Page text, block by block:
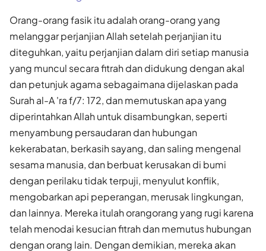
Orang-orang fasik itu adalah orang-orang yang
melanggar perjanjian Allah setelah perjanjian itu
diteguhkan, yaitu perjanjian dalam diri setiap manusia
yang muncul secara fitrah dan didukung dengan akal
dan petunjuk agama sebagaimana dijelaskan pada
Surah al-A 'ra f/7: 172, dan memutuskan apa yang
diperintahkan Allah untuk disambungkan, seperti
menyambung persaudaran dan hubungan
kekerabatan, berkasih sayang, dan saling mengenal
sesama manusia, dan berbuat kerusakan di bumi
dengan perilaku tidak terpuji, menyulut konflik,
mengobarkan api peperangan, merusak lingkungan,
dan lainnya. Mereka itulah orangorang yang rugi karena
telah menodai kesucian fitrah dan memutus hubungan
dengan orang lain. Dengan demikian, mereka akan